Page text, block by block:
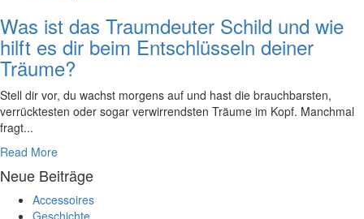
Was ist das Traumdeuter Schild und wie
hilft es dir beim Entschlüsseln deiner
Träume?
Stell dir vor, du ⁢wachst morgens auf und hast die brauchbarsten,
verrücktesten ⁣oder sogar verwirrendsten Träume im Kopf. Manchmal
fragt...
Read More
Neue Beiträge
Accessoires
Geschichte